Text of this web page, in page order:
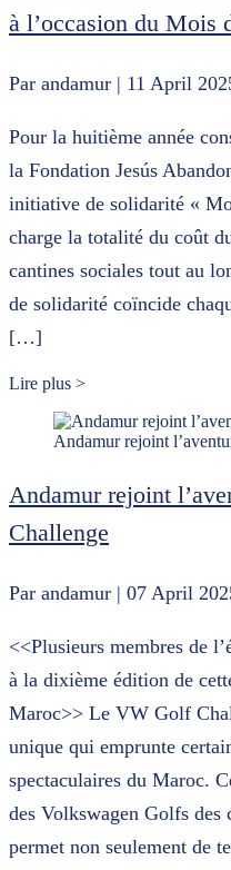
à l’occasion du Mois
Par andamur | 11 April
Pour la huitième année
la Fondation Jesús
initiative de solidarité «
charge la totalité du coût
cantines sociales tout au
de solidarité coïncide
[…]
Lire plus >
Andamur rejoint
Andamur rejoint
Challenge
Par andamur | 07 April
<<Plusieurs membres de
à la dixième édition de
Maroc>> Le VW Golf
unique qui emprunte
spectaculaires du Maroc.
des Volkswagen Golfs des
permet non seulement de